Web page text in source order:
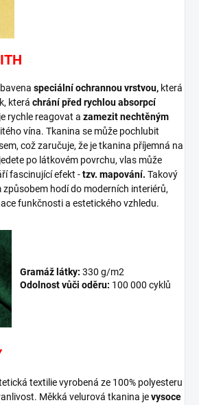
speciální ochrannou vrstvou, která
která chrání před rychlou absorpcí
rychle reagovat a zamezit nechtěným
vína. Tkanina se může pochlubit
což zaručuje, že je tkanina příjemná na
po látkovém povrchu, vlas může
fascinující efekt -tzv. mapování. Takový
hodí do moderních interiérů,
funkčnosti a estetického vzhledu.
Gramáž látky: 330 g/m2
Odolnost vůči oděru: 100 000 cyklů
textilie vyrobená ze 100% polyesteru
Měkká velurová tkanina jevysoce